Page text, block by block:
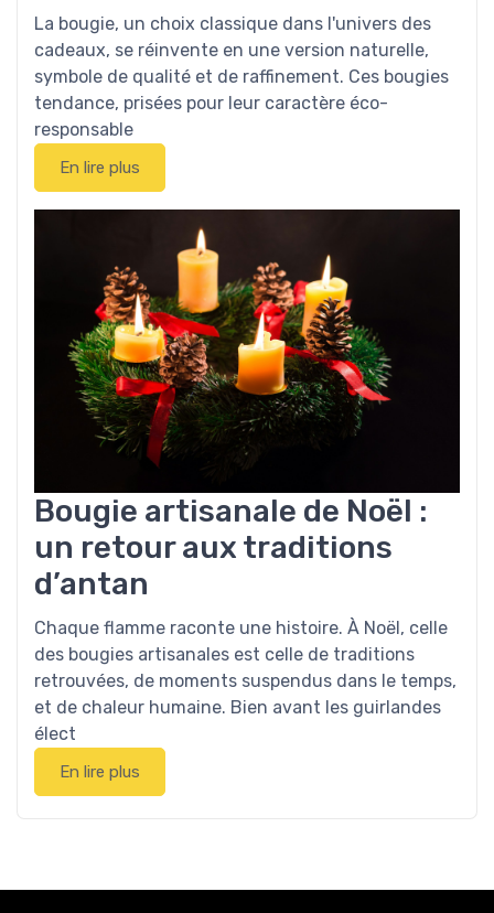
La bougie, un choix classique dans l'univers des
cadeaux, se réinvente en une version naturelle,
symbole de qualité et de raffinement. Ces bougies
tendance, prisées pour leur caractère éco-
responsable
En lire plus
Bougie artisanale de Noël :
un retour aux traditions
d’antan
Chaque flamme raconte une histoire. À Noël, celle
des bougies artisanales est celle de traditions
retrouvées, de moments suspendus dans le temps,
et de chaleur humaine. Bien avant les guirlandes
élect
En lire plus